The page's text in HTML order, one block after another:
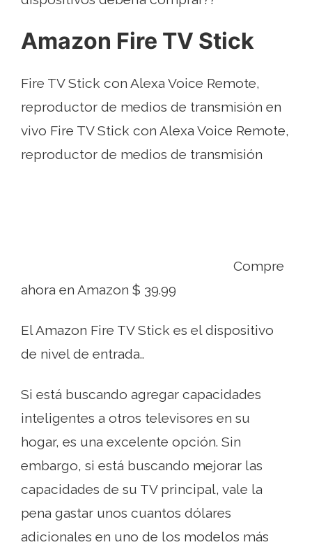
Amazon Fire TV Stick
Fire TV Stick con Alexa Voice Remote,
reproductor de medios de transmisión en
vivo Fire TV Stick con Alexa Voice Remote,
reproductor de medios de transmisión
Compre
ahora en Amazon $ 39.99
El Amazon Fire TV Stick es el dispositivo
de nivel de entrada..
Si está buscando agregar capacidades
inteligentes a otros televisores en su
hogar, es una excelente opción. Sin
embargo, si está buscando mejorar las
capacidades de su TV principal, vale la
pena gastar unos cuantos dólares
adicionales en uno de los modelos más